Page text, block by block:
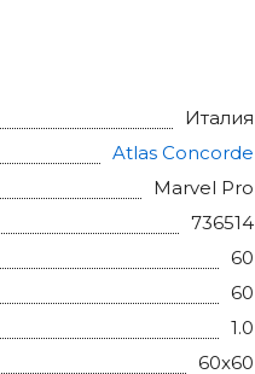
Италия
Atlas Concorde
Marvel Pro
736514
60
60
1.0
60x60